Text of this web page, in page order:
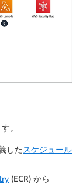
。
した スケジュール
(ECR) から